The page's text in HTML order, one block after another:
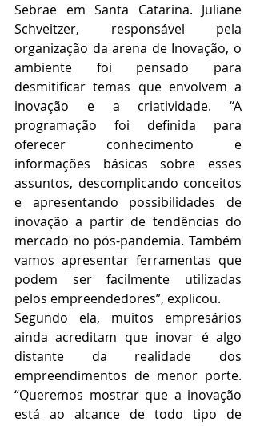
Sebrae em Santa Catarina. Juliane
Schveitzer, responsável pela
organização da arena de Inovação, o
ambiente foi pensado para
desmitificar temas que envolvem a
inovação e a criatividade. “A
programação foi definida para
oferecer conhecimento e
informações básicas sobre esses
assuntos, descomplicando conceitos
e apresentando possibilidades de
inovação a partir de tendências do
mercado no pós-pandemia. Também
vamos apresentar ferramentas que
podem ser facilmente utilizadas
pelos empreendedores”, explicou.
Segundo ela, muitos empresários
ainda acreditam que inovar é algo
distante da realidade dos
empreendimentos de menor porte.
“Queremos mostrar que a inovação
está ao alcance de todo tipo de